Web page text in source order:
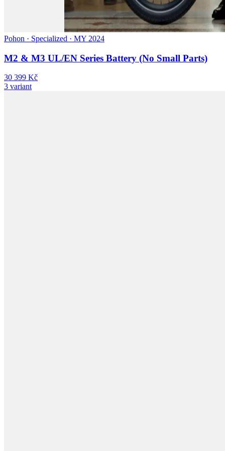
Pohon · Specialized · MY 2024
M2 & M3 UL/EN Series Battery (No Small Parts)
30 399 Kč
3 variant